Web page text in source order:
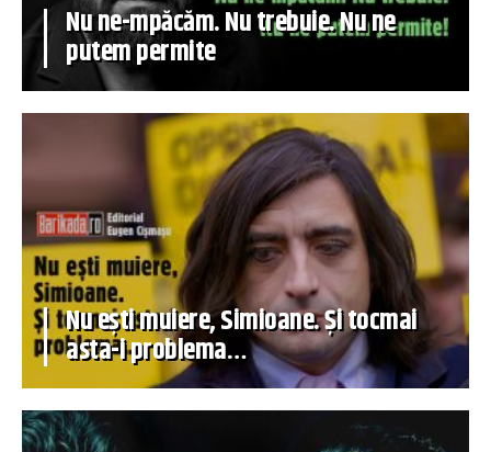
Nu ne-mpăcăm. Nu trebuie. Nu ne
putem permite
Nu ești muiere, Simioane. Și tocmai
asta-i problema…